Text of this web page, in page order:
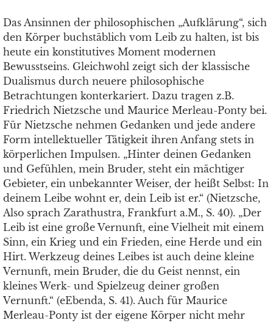
Das Ansinnen der philosophischen „Aufklärung“, sich
den Körper buchstäblich vom Leib zu halten, ist bis
heute ein konstitutives Moment modernen
Bewusstseins. Gleichwohl zeigt sich der klassische
Dualismus durch neuere philosophische
Betrachtungen konterkariert. Dazu tragen z.B.
Friedrich Nietzsche und Maurice Merleau-Ponty bei.
Für Nietzsche nehmen Gedanken und jede andere
Form intellektueller Tätigkeit ihren Anfang stets in
körperlichen Impulsen. „Hinter deinen Gedanken
und Gefühlen, mein Bruder, steht ein mächtiger
Gebieter, ein unbekannter Weiser, der heißt Selbst: In
deinem Leibe wohnt er, dein Leib ist er.“ (Nietzsche,
Also sprach Zarathustra, Frankfurt a.M., S. 40). „Der
Leib ist eine große Vernunft, eine Vielheit mit einem
Sinn, ein Krieg und ein Frieden, eine Herde und ein
Hirt. Werkzeug deines Leibes ist auch deine kleine
Vernunft, mein Bruder, die du Geist nennst, ein
kleines Werk- und Spielzeug deiner großen
Vernunft.“ (eEbenda, S. 41). Auch für Maurice
Merleau-Ponty ist der eigene Körper nicht mehr